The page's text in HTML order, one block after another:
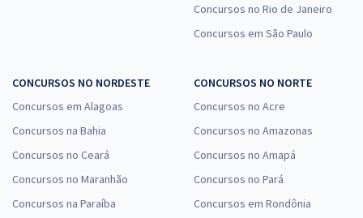
Concursos no Rio de Janeiro
Concursos em São Paulo
CONCURSOS NO NORDESTE
Concursos em Alagoas
Concursos na Bahia
Concursos no Ceará
Concursos no Maranhão
Concursos na Paraíba
CONCURSOS NO NORTE
Concursos no Acre
Concursos no Amazonas
Concursos no Amapá
Concursos no Pará
Concursos em Rondônia